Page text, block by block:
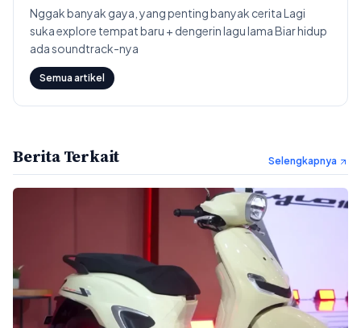
Nggak banyak gaya, yang penting banyak cerita Lagi
suka explore tempat baru + dengerin lagu lama Biar hidup
ada soundtrack-nya
Semua artikel
Berita Terkait Selengkapnya